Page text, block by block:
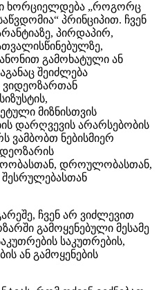
ხორციელდება „როგორც
აწვდომია“ პრინციპით. ჩვენ
რანტიაზე, პირდაპირ,
თვალისწინებულზე,
ანონით გამოხატული ან
აგანაც შეიძლება
ვიდეოზართან
სიზუსტის,
ეტული მიზნისთვის
ის დარღვევის არარსებობის
ს ვამბობთ ნებისმიერ
დეოზარის
ოობასთან, დროულობასთან,
შესრულებასთან
არეშე, ჩვენ არ ვიძლევით
ზარში გამოყენებული მესამე
აკუთრების საკუთრების,
ბის ან გამოყენების